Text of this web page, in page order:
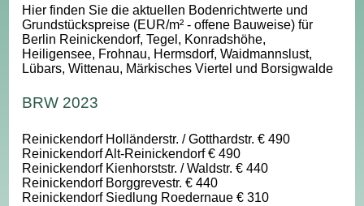
Hier finden Sie die aktuellen Bodenrichtwerte und
Grundstückspreise (EUR/m² - offene Bauweise) für
Berlin Reinickendorf, Tegel, Konradshöhe,
Heiligensee, Frohnau, Hermsdorf, Waidmannslust,
Lübars, Wittenau, Märkisches Viertel und Borsigwalde
BRW 2023
Reinickendorf Holländerstr. / Gotthardstr. € 490
Reinickendorf Alt-Reinickendorf € 490
Reinickendorf Kienhorststr. / Waldstr. € 440
Reinickendorf Borggrevestr. € 440
Reinickendorf Siedlung Roedernaue € 310